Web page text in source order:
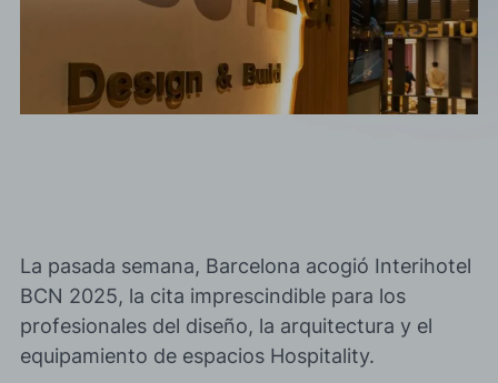
La pasada semana, Barcelona acogió Interihotel
BCN 2025, la cita imprescindible para los
profesionales del diseño, la arquitectura y el
equipamiento de espacios Hospitality.
Deseo recibir información comercial, noticias, eventos y